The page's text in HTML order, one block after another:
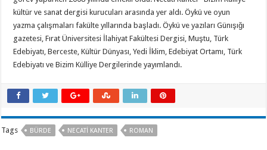
kültür ve sanat dergisi kurucuları arasında yer aldı. Öykü ve oyun
yazma çalışmaları fakülte yıllarında başladı. Öykü ve yazıları Günışığı
gazetesi, Fırat Üniversitesi İlahiyat Fakültesi Dergisi, Muştu, Türk
Edebiyatı, Berceste, Kültür Dünyası, Yedi İklim, Edebiyat Ortamı, Türk
Edebiyatı ve Bizim Külliye Dergilerinde yayımlandı.
Tags BÜRDE NECATI KANTER ROMAN